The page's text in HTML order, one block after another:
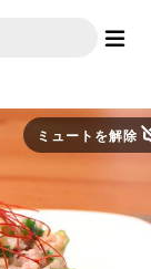
ミュートを解除